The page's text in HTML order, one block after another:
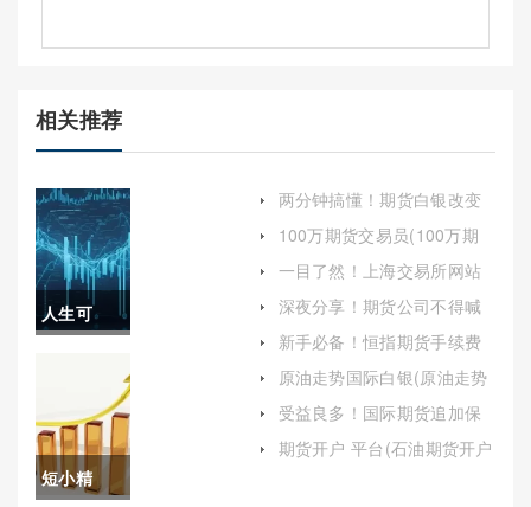
相关推荐
人生可
原油期货
追加保证
金(上海原
短小精
两分钟搞懂！期货白银改变
保证金：影响与应对策略
100万期货交易员(100万期
货交易员收入)
一目了然！上海交易所网站
(中国资本市场的数字化门户)
深夜分享！期货公司不得喊
单(期货公司为什么不允许员
工炒期货)
新手必备！恒指期货手续费
率(恒指手续费为何大涨)
原油走势国际白银(原油走势
国际白银最新消息)
受益良多！国际期货追加保
证金（帮助读者全面理解这
一概念）
期货开户 平台(石油期货开户